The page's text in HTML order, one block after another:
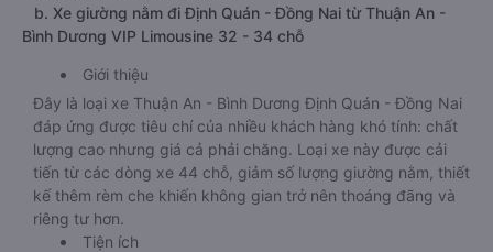
b. Xe giường nằm đi Định Quán - Đồng Nai từ Thuận An -
Bình Dương VIP Limousine 32 - 34 chỗ
Giới thiệu
Đây là loại xe Thuận An - Bình Dương Định Quán - Đồng Nai
đáp ứng được tiêu chí của nhiều khách hàng khó tính: chất
lượng cao nhưng giá cả phải chăng. Loại xe này được cải
tiến từ các dòng xe 44 chỗ, giảm số lượng giường nằm, thiết
kế thêm rèm che khiến không gian trở nên thoáng đãng và
riêng tư hơn.
Tiện ích